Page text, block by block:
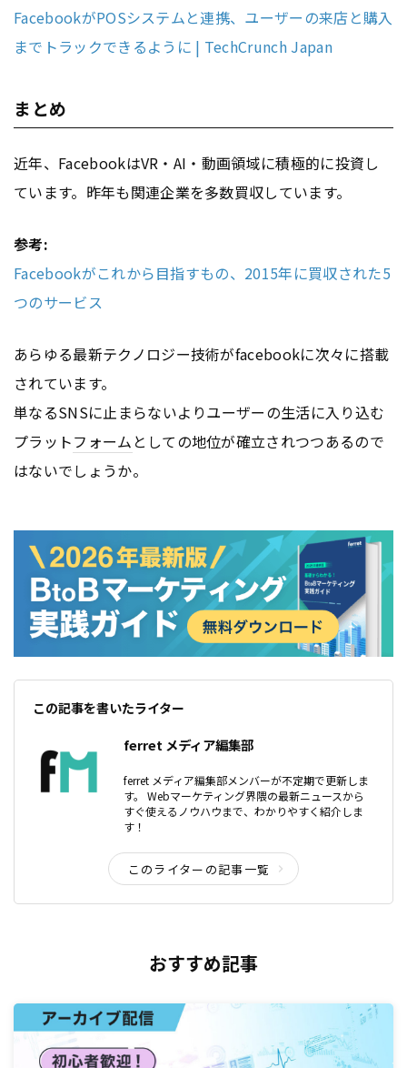
FacebookがPOSシステムと連携、ユーザーの来店と購入
までトラックできるように | TechCrunch Japan
まとめ
近年、FacebookはVR・AI・動画領域に積極的に投資し
ています。昨年も関連企業を多数買収しています。
参考:
Facebookがこれから目指すもの、2015年に買収された5
つのサービス
あらゆる最新テクノロジー技術がfacebookに次々に搭載
されています。
単なるSNSに止まらないよりユーザーの生活に入り込む
プラットフォーム としての地位が確立されつつあるので
はないでしょうか。
この記事を書いたライター
ferret メディア編集部
ferret メディア編集部メンバーが不定期で更新しま
す。 Webマーケティング界隈の最新ニュースから
すぐ使えるノウハウまで、わかりやすく紹介しま
す！
このライターの記事一覧
おすすめ記事